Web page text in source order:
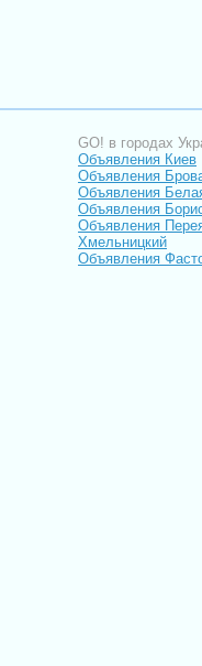
GO! в городах
Объявления Киев
Объявления
Объявления
Объявления
Объявления
Хмельницкий
Объявления